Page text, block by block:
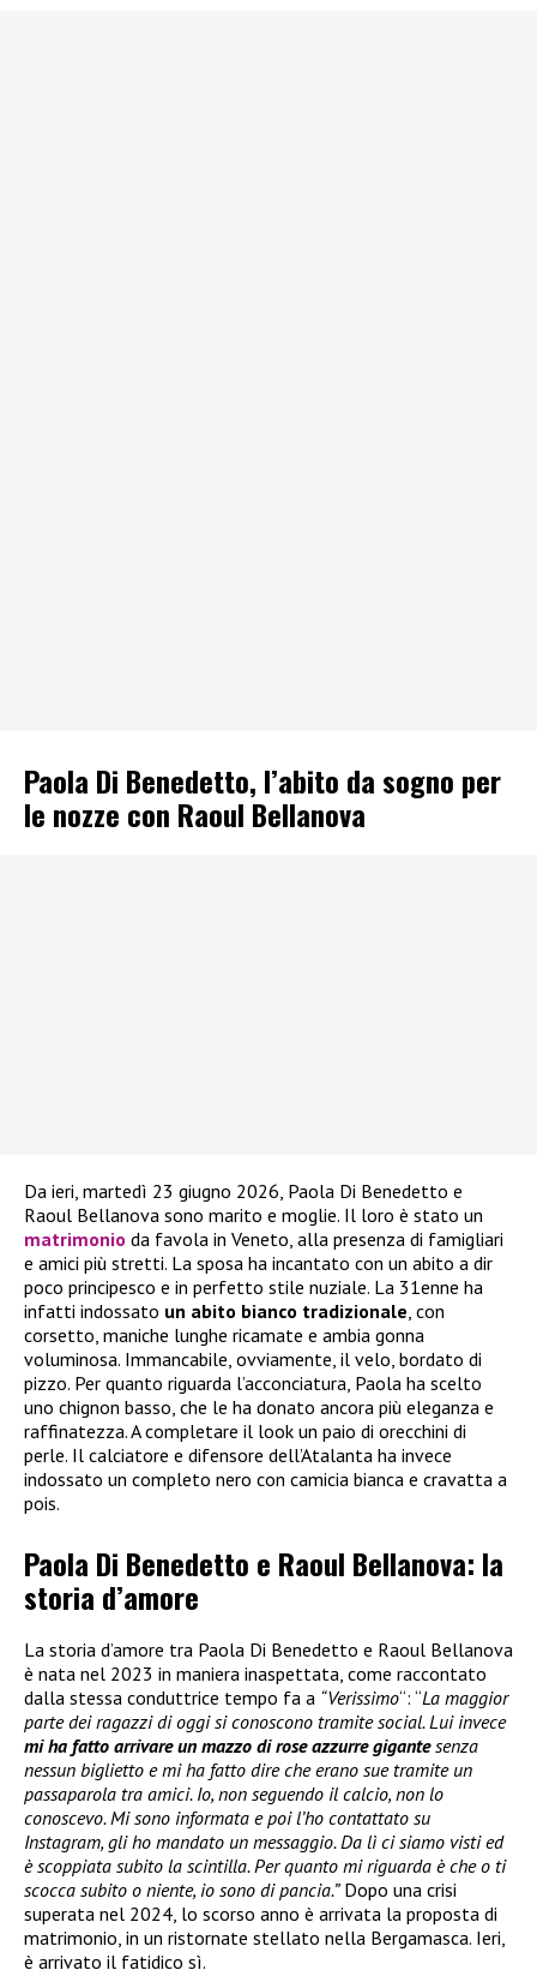
Paola Di Benedetto, l’abito da sogno per
le nozze con Raoul Bellanova
Da ieri, martedì 23 giugno 2026, Paola Di Benedetto e
Raoul Bellanova sono marito e moglie. Il loro è stato un
matrimonio da favola in Veneto, alla presenza di famigliari
e amici più stretti. La sposa ha incantato con un abito a dir
poco principesco e in perfetto stile nuziale. La 31enne ha
infatti indossato un abito bianco tradizionale , con
corsetto, maniche lunghe ricamate e ambia gonna
voluminosa. Immancabile, ovviamente, il velo, bordato di
pizzo. Per quanto riguarda l’acconciatura, Paola ha scelto
uno chignon basso, che le ha donato ancora più eleganza e
raffinatezza. A completare il look un paio di orecchini di
perle. Il calciatore e difensore dell’Atalanta ha invece
indossato un completo nero con camicia bianca e cravatta a
pois.
Paola Di Benedetto e Raoul Bellanova: la
storia d’amore
La storia d’amore tra Paola Di Benedetto e Raoul Bellanova
è nata nel 2023 in maniera inaspettata, come raccontato
dalla stessa conduttrice tempo fa a “Verissimo“: “La maggior
parte dei ragazzi di oggi si conoscono tramite social. Lui invece
mi ha fatto arrivare un mazzo di rose azzurre gigantesenza
nessun biglietto e mi ha fatto dire che erano sue tramite un
passaparola tra amici. Io, non seguendo il calcio, non lo
conoscevo. Mi sono informata e poi l’ho contattato su
Instagram, gli ho mandato un messaggio. Da lì ci siamo visti ed
è scoppiata subito la scintilla. Per quanto mi riguarda è che o ti
scocca subito o niente, io sono di pancia.”Dopo una crisi
superata nel 2024, lo scorso anno è arrivata la proposta di
matrimonio, in un ristornate stellato nella Bergamasca. Ieri,
è arrivato il fatidico sì.